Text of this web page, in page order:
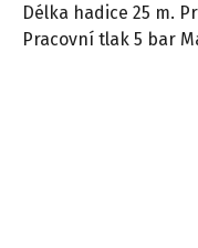
Délka hadice 25 m.
Pracovní tlak 5 bar